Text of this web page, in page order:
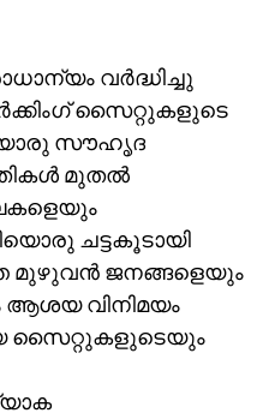
വർദ്ധിച്ചു
സൈറ്റുകളുടെ
സൗഹൃദ
മുതൽ
ചട്ടകൂടായി
മുഴുവൻ ജനങ്ങളെയും
ആശയ വിനിമയം
സൈറ്റുകളുടെയും